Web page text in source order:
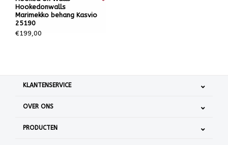
Hookedonwalls
Marimekko behang Kasvio
25190
€199,00
KLANTENSERVICE
OVER ONS
PRODUCTEN